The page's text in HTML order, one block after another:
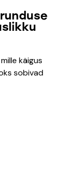
käigus
sobivad